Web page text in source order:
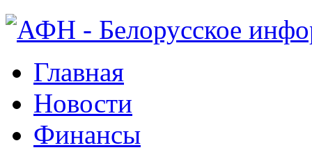
Главная
Новости
Финансы